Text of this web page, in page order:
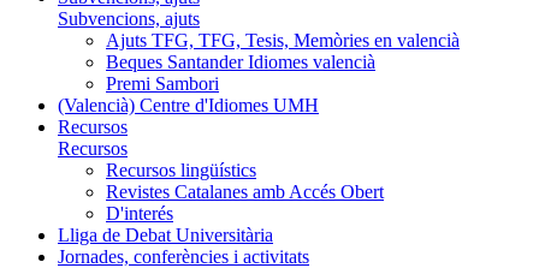
Subvencions, ajuts
Ajuts TFG, TFG, Tesis, Memòries en valencià
Beques Santander Idiomes valencià
Premi Sambori
(Valencià) Centre d'Idiomes UMH
Recursos
Recursos
Recursos lingüístics
Revistes Catalanes amb Accés Obert
D'interés
Lliga de Debat Universitària
Jornades, conferències i activitats